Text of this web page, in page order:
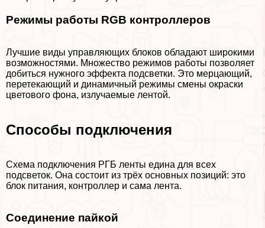
Режимы работы RGB контроллеров
Лучшие виды управляющих блоков обладают широкими
возможностями. Множество режимов работы позволяет
добиться нужного эффекта подсветки. Это мерцающий,
перетекающий и динамичный режимы смены окраски
цветового фона, излучаемые лентой.
Способы подключения
Схема подключения РГБ ленты едина для всех
подсветок. Она состоит из трёх основных позиций: это
блок питания, контроллер и сама лента.
Соединение пайкой